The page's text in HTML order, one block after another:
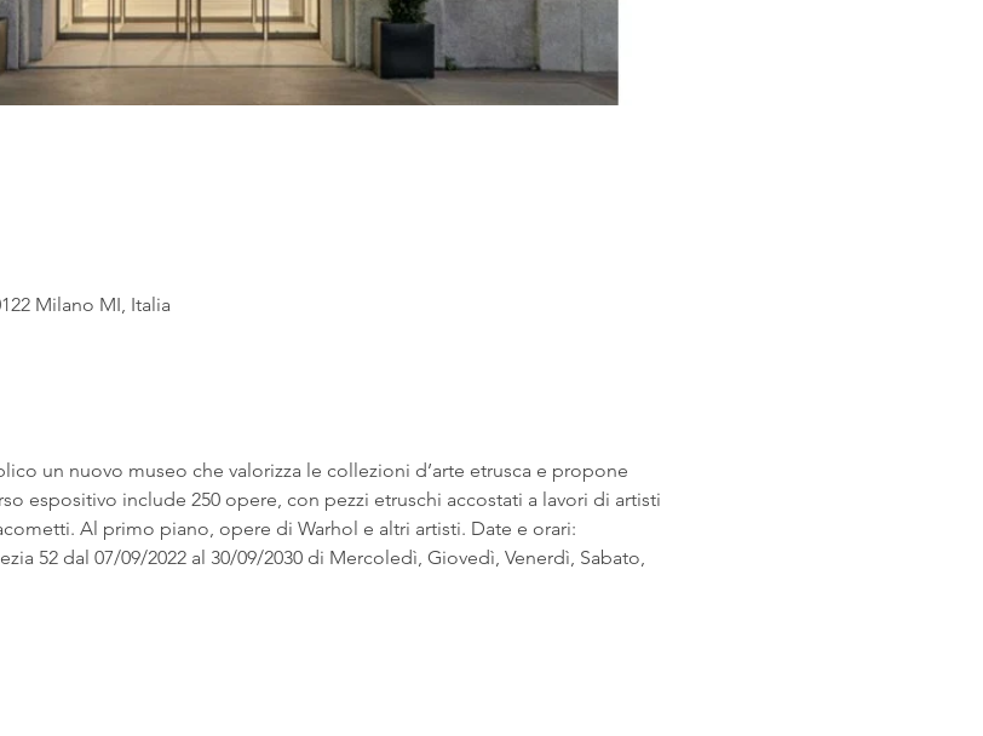
Milano MI, Italia
un nuovo museo che valorizza le collezioni d’arte etrusca e propone
espositivo include 250 opere, con pezzi etruschi accostati a lavori di artisti
Al primo piano, opere di Warhol e altri artisti. Date e orari:
52 dal 07/09/2022 al 30/09/2030 di Mercoledì, Giovedì, Venerdì, Sabato,